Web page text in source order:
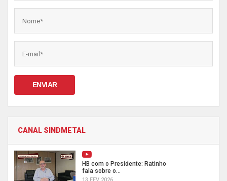
ENVIAR
CANAL SINDMETAL
HB com o Presidente: Ratinho
fala sobre o...